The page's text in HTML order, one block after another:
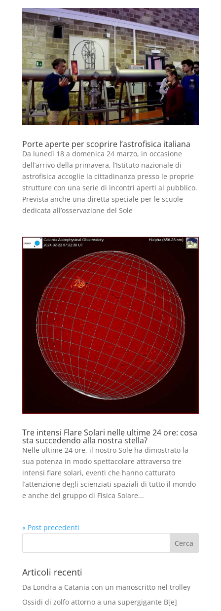
Porte aperte per scoprire l’astrofisica italiana
Da lunedì 18 a domenica 24 marzo, in occasione
dell’arrivo della primavera, l’Istituto nazionale di
astrofisica accoglie la cittadinanza presso le proprie
strutture con una serie di incontri aperti al pubblico.
Prevista anche una diretta speciale per le scuole
dedicata all’osservazione del Sole
Tre intensi Flare Solari nelle ultime 24 ore: cosa
sta succedendo alla nostra stella?
Nelle ultime 24 ore, il nostro Sole ha dimostrato la
sua potenza in modo spettacolare attraverso tre
intensi flare solari, eventi che hanno catturato
l’attenzione degli scienziati spaziali di tutto il mondo
e anche del gruppo di Fisica Solare...
« Post precedenti
Articoli recenti
Da Londra a Catania con un manoscritto nel trolley
Ossidi di zolfo attorno a una supergigante B[e]